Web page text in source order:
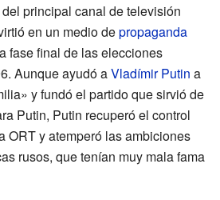
principal canal de televisión
en un medio depropaganda
fase final de las elecciones
Aunque ayudó aVladímir Putin a
y fundó el partido que sirvió de
Putin, Putin recuperó el control
ORT y atemperó las ambiciones
rusos, que tenían muy mala fama